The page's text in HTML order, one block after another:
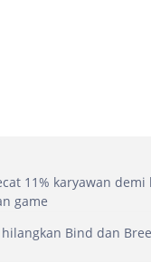
11% karyawan
game
Bind dan